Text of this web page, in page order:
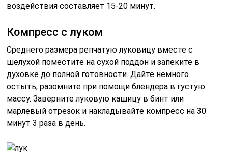
воздействия составляет 15-20 минут.
Компресс с луком
Среднего размера репчатую луковицу вместе с
шелухой поместите на сухой поддон и запеките в
духовке до полной готовности. Дайте немного
остыть, разомните при помощи блендера в густую
массу. Заверните луковую кашицу в бинт или
марлевый отрезок и накладывайте компресс на 30
минут 3 раза в день.